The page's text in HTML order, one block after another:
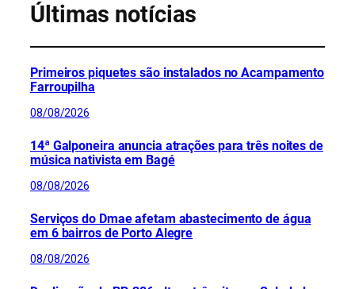
Últimas notícias
Primeiros piquetes são instalados no Acampamento
Farroupilha
08/08/2026
14ª Galponeira anuncia atrações para três noites de
música nativista em Bagé
08/08/2026
Serviços do Dmae afetam abastecimento de água
em 6 bairros de Porto Alegre
08/08/2026